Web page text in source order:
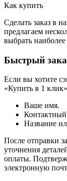
Как купить
Сделать заказ в
предлагаем
выбрать
Быстрый
Если вы хотите
«Купить в 1
Ваше имя.
Название
После отправки
уточнения
оплаты.
электронную